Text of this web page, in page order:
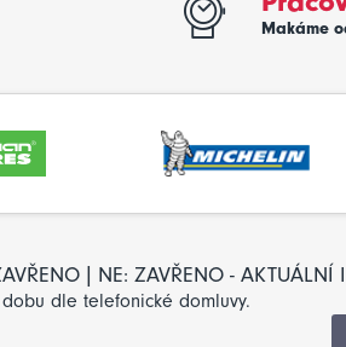
Makáme
| NE: ZAVŘENO - AKTUÁLNÍ
dle telefonické domluvy.